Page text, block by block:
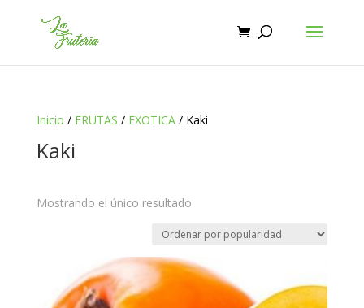
Inicio / FRUTAS / EXOTICA/ Kaki
Kaki
Mostrando el único resultado